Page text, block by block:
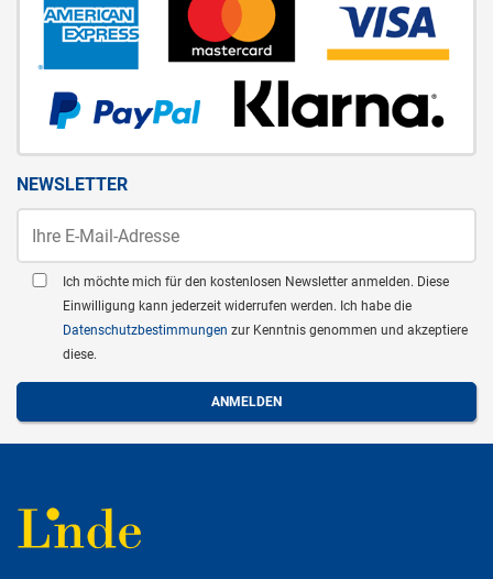
NEWSLETTER
Ich möchte mich für den kostenlosen Newsletter anmelden. Diese
Einwilligung kann jederzeit widerrufen werden. Ich habe die
Datenschutzbestimmungen zur Kenntnis genommen und akzeptiere
diese.